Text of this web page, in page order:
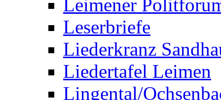
Leimener
Leserbriefe
Liederkranz
Liedertafel Leimen
Lingental/